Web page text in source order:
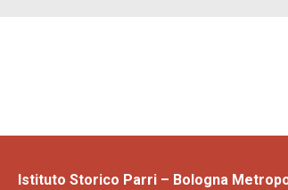
Istituto Storico Parri – Bologna